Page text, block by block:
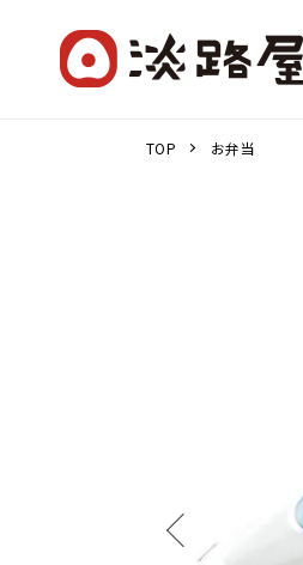
TOP お弁当